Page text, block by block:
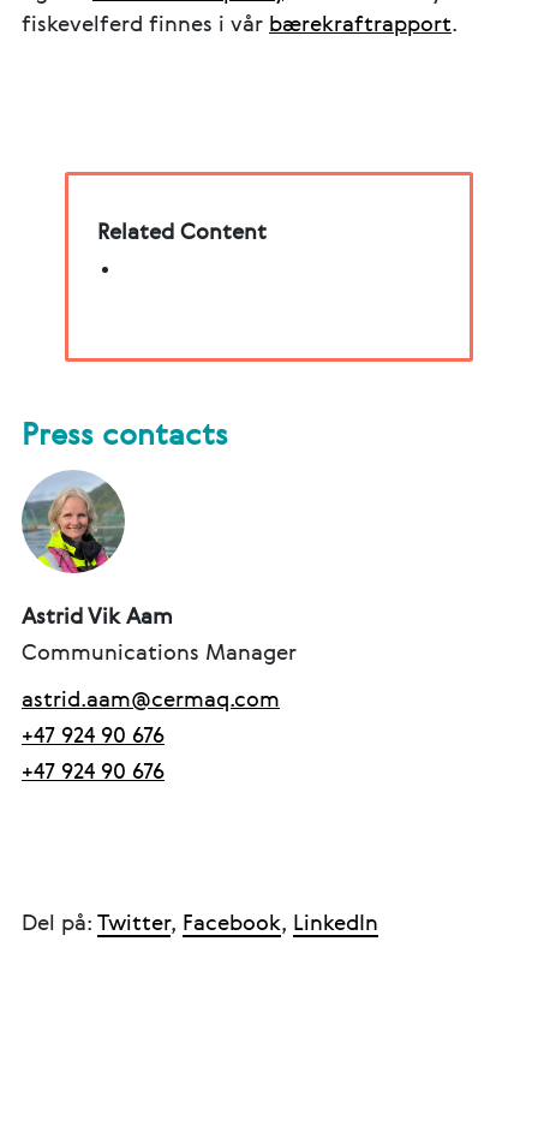
fiskevelferd finnes i vår bærekraftrapport.
Related Content
Press contacts
Astrid Vik Aam
Communications Manager
astrid.aam@cermaq.com
+47 924 90 676
+47 924 90 676
Del på: Twitter, Facebook, LinkedIn